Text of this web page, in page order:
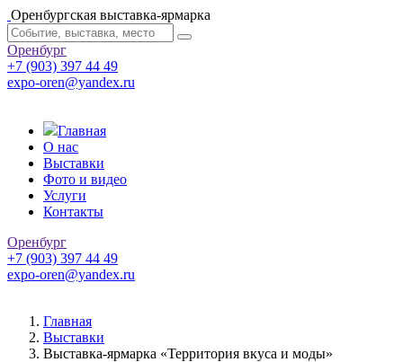
Оренбургская выставка-ярмарка
Оренбург
+7 (903) 397 44 49
expo-oren@yandex.ru
Главная
О нас
Выставки
Фото и видео
Услуги
Контакты
Оренбург
+7 (903) 397 44 49
expo-oren@yandex.ru
Главная
Выставки
Выставка-ярмарка «Территория вкуса и моды»